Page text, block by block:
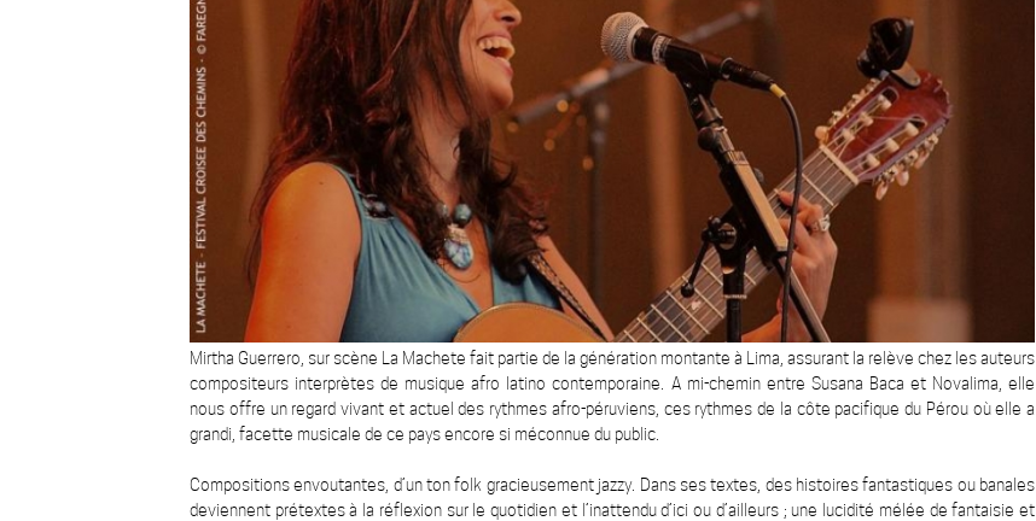
Mirtha Guerrero, sur scène La Machete fait partie de la génération montante à Lima, assurant la relève chez les auteurs
compositeurs interprètes de musique afro latino contemporaine. A mi-chemin entre Susana Baca et Novalima, elle
nous offre un regard vivant et actuel des rythmes afro-péruviens, ces rythmes de la côte pacifique du Pérou où elle a
grandi, facette musicale de ce pays encore si méconnue du public.
Compositions envoutantes, d’un ton folk gracieusement jazzy. Dans ses textes, des histoires fantastiques ou banales
deviennent prétextes à la réflexion sur le quotidien et l’inattendu d’ici ou d’ailleurs ; une lucidité mélée de fantaisie et